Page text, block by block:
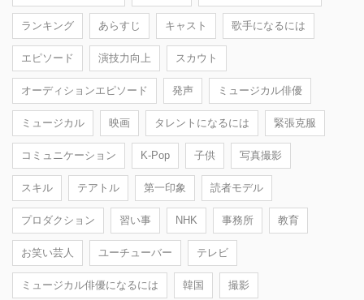
ランキング あらすじ キャスト 歌手になるには
エピソード 演技力向上 スカウト
オーディションエピソード 発声 ミュージカル俳優
ミュージカル 映画 タレントになるには 緊張克服
コミュニケーション K-Pop 子供 写真撮影
スキル テアトル 第一印象 読者モデル
プロダクション 習い事 NHK 事務所 教育
お笑い芸人 ユーチューバー テレビ
ミュージカル俳優になるには 韓国 撮影